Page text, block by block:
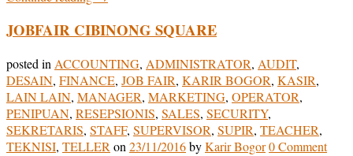
JOBFAIR CIBINONG SQUARE
posted in ACCOUNTING, ADMINISTRATOR, AUDIT,
DESAIN, FINANCE, JOB FAIR, KARIR BOGOR, KASIR,
LAIN LAIN, MANAGER, MARKETING, OPERATOR,
PENIPUAN, RESEPSIONIS, SALES, SECURITY,
SEKRETARIS, STAFF, SUPERVISOR, SUPIR, TEACHER,
TEKNISI, TELLER on 23/11/2016byKarir Bogor0 Comment